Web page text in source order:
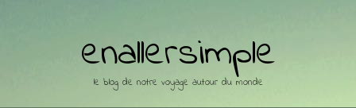
enallersimple
le blog de notre voyage autour du monde